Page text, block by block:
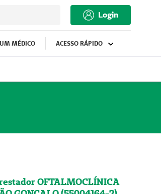
Login
MÉDICO ACESSO RÁPIDO
OFTALMOCLÍNICA